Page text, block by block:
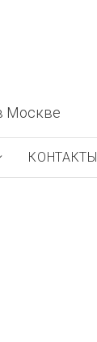
Москве
КОНТАКТЫ